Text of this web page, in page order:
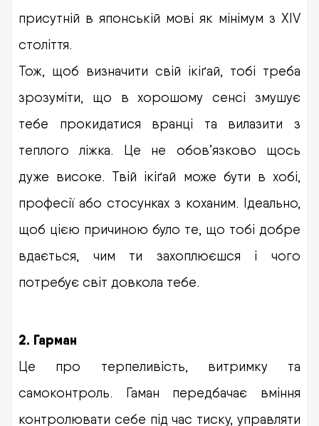
присутній в японській мові як мінімум з XIV
століття.
Тож, щоб визначити свій ікіґай, тобі треба
зрозуміти, що в хорошому сенсі змушує
тебе прокидатися вранці та вилазити з
теплого ліжка. Це не обов’язково щось
дуже високе. Твій ікіґай може бути в хобі,
професії або стосунках з коханим. Ідеально,
щоб цією причиною було те, що тобі добре
вдається, чим ти захоплюєшся і чого
потребує світ довкола тебе.
2. Гарман
Це про терпеливість, витримку та
самоконтроль. Гаман передбачає вміння
контролювати себе під час тиску, управляти